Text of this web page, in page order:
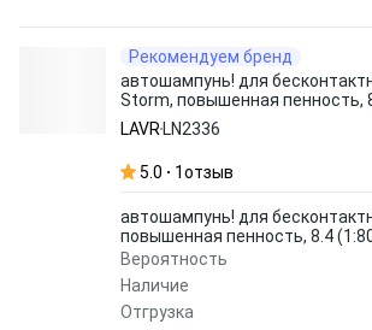
Рекомендуем бренд
автошампунь! для
Storm, повышенная пенность,
110), 1,2 л\
LAVR LN2336
5.0 1отзыв
автошампунь! для
повышенная пенность, 8.4
Вероятность
Наличие
Отгрузка